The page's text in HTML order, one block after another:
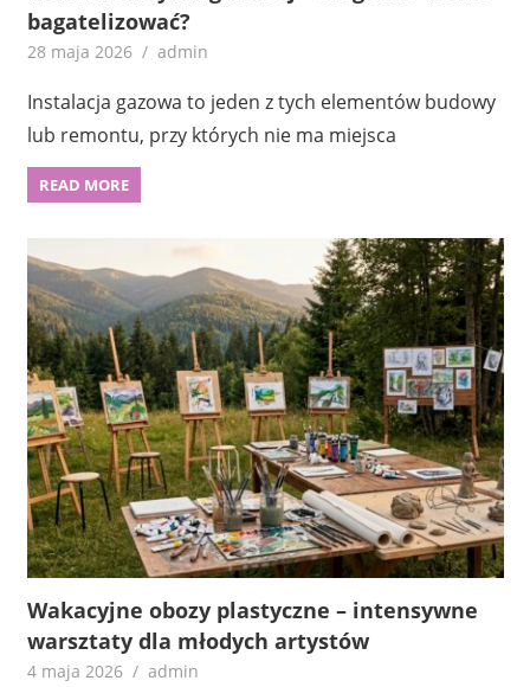
bagatelizować?
28 maja 2026 admin
Instalacja gazowa to jeden z tych elementów budowy
lub remontu, przy których nie ma miejsca
READ MORE
Wakacyjne obozy plastyczne – intensywne
warsztaty dla młodych artystów
4 maja 2026 admin